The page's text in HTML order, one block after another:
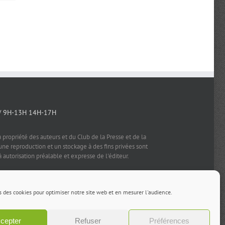
des cookies pour optimiser notre site web et en mesurer l'audience.
Refuser Préférences
/ 9H-13H 14H-17H
des auteurs et du Club de la Presse et de la
reproduction et un stockage à des fins privées sont
autorisation préalable et expresse de l'éditeur.
Facebook